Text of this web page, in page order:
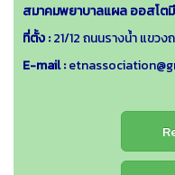
สมาคมพยาบาลแผล ออสโต
ที่ตั้ง :21/12 ถนนรางน้ำ แขว
E-mail :